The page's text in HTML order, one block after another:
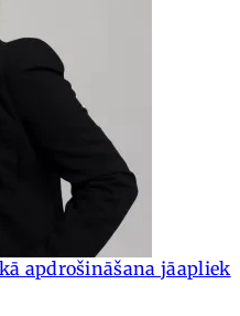
apdrošināšana jāapliek